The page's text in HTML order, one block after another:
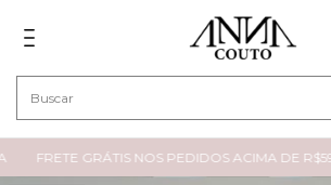
FRETE GRÁTIS NOS PEDIDOS ACIMA DE R$599